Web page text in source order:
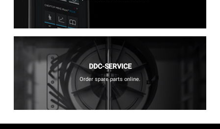
DDC-SERVICE
Order spare parts online.